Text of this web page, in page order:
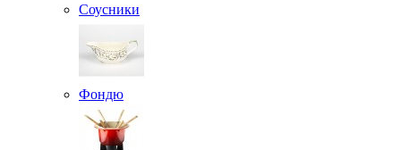
Соусники
Фондю